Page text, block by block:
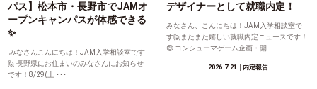
パス】松本市・長野市でJAMオ
ープンキャンパスが体感できる
✨
みなさんこんにちは！JAM入学相談室です
🙋 長野県にお住まいのみなさんにお知らせ
です！8/29(土 ･･･
デザイナーとして就職内定！
みなさん、こんにちは！JAM入学相談室で
す🙋またまた嬉しい就職内定ニュースです！
😊 コンシューマゲーム企画・開 ･･･
2026.7.21 │内定報告